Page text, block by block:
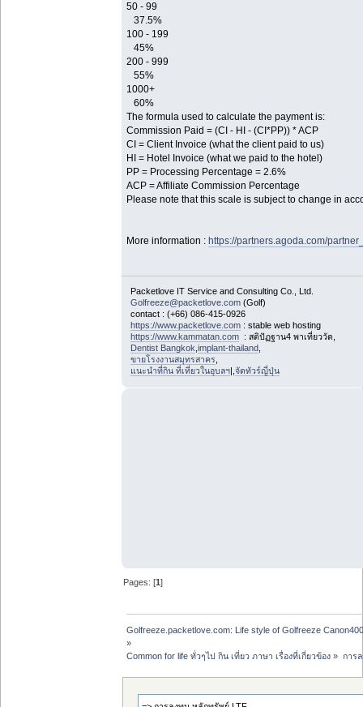
50 - 99
37.5%
100 - 199
45%
200 - 999
55%
1000+
60%
The formula used to calculate the payment is:
Commission Paid = (CI - HI - (CI*PP)) * ACP
CI = Client Invoice (what the client paid to us)
HI = Hotel Invoice (what we paid to the hotel)
PP = Processing Percentage = 2.6%
ACP = Affiliate Commission Percentage
Please note that this scale is subject to change in
More information : https://partners.agoda.com/
Packetlove IT Service and Consulting Co., Ltd.
Golfreeze@packetlove.com(Golf)
contact : (+66) 086-415-0926
https://www.packetlove.com: stable web hosting
https://www.kammatan.com: สติปัฏฐาน4 พาเที่ยววัด,
Dentist Bangkok implant-thailand,
ขายโรงงานสมุทรสาคร,
แนะนำที่กิน ที่เที่ยวในอุบลฯ|, จัดทัวร์ญี่ปุ่น
Pages: [1]
Golfreeze.packetlove.com: Life style of Golfreeze
»
Common for life ทั่วๆไป กิน เที่ยว ภาษา เรื่องที่เกี่ยวข้อง » การ